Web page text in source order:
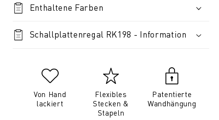
Enthaltene Farben
Schallplattenregal RK198 - Information
Von Hand
lackiert
Flexibles
Stecken &
Stapeln
Patentierte
Wandhängung